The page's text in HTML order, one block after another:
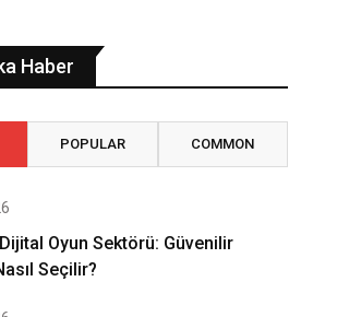
Haber
POPULAR COMMON
Dijital Oyun Sektörü: Güvenilir
Seçilir?